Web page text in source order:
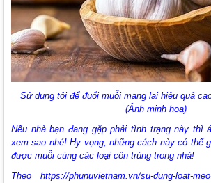
Sử dụng tỏi để đuổi muỗi mang lại hiệu quả
(Ảnh minh hoạ)
Nếu nhà bạn đang gặp phải tình trạng này thì
xem sao nhé! Hy vọng, những cách này có thể
được muỗi cùng các loại côn trùng trong nhà!
Theo https://phunuvietnam.vn/su-dung-loat-